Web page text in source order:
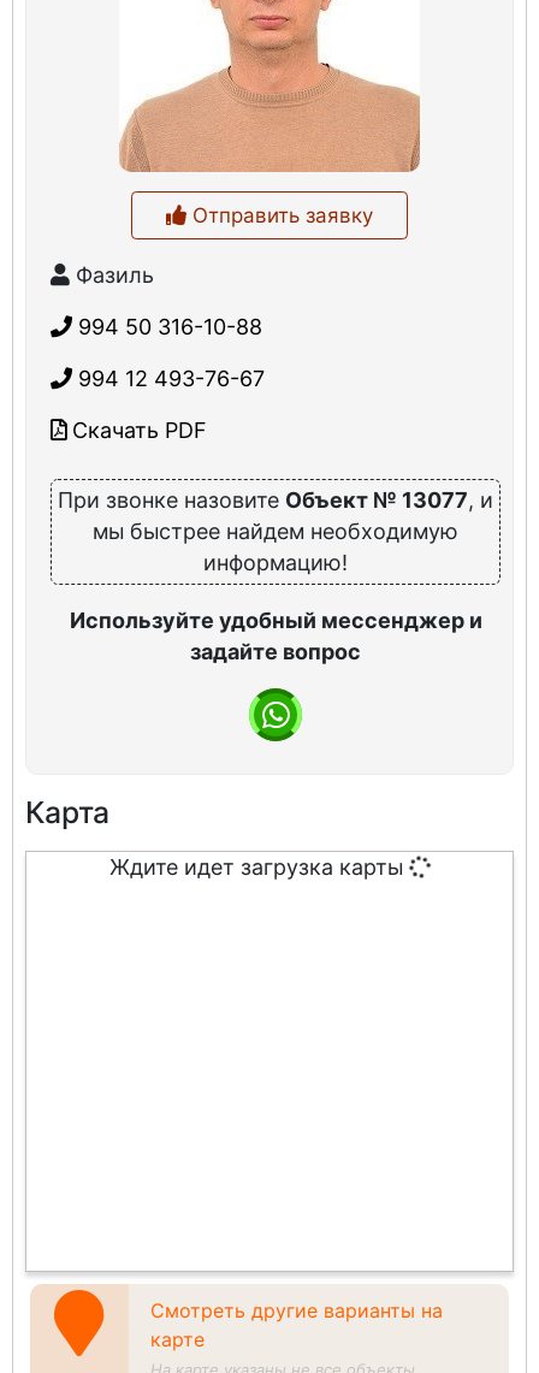
Отправить заявку
Фазиль
994 50 316-10-88
994 12 493-76-67
Скачать PDF
При звонке назовите Объект № 13077, и
мы быстрее найдем необходимую
информацию!
Используйте удобный мессенджер и
задайте вопрос
Карта
Ждите идет загрузка карты
Смотреть другие варианты на
карте
На карте указаны не все объекты